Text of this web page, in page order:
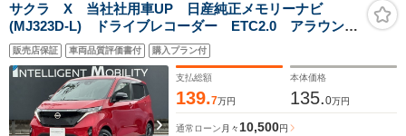
サクラ X 当社社用車UP 日産純正メモリーナビ
(MJ323D-L) ドライブレコーダー ETC2.0 アラウンド
ビューモニター オートブレーキホールド シートヒー
ター
販売店保証 車両品質評価書付 購入プラン付
支払総額
139.7万円
本体価格
135.0万円
通常ローン 月々10,500円